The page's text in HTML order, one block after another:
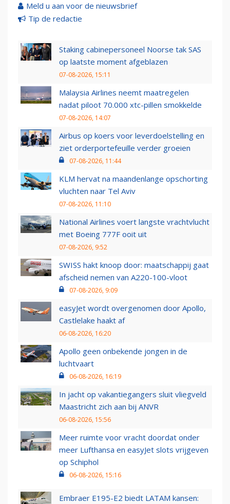
Meld u aan voor de nieuwsbrief
Tip de redactie
Staking cabinepersoneel Noorse tak SAS
op laatste moment afgeblazen
07-08-2026, 15:11
Malaysia Airlines neemt maatregelen
nadat piloot 70.000 xtc-pillen smokkelde
07-08-2026, 14:07
Airbus op koers voor leverdoelstelling en
ziet orderportefeuille verder groeien
07-08-2026, 11:44
KLM hervat na maandenlange opschorting
vluchten naar Tel Aviv
07-08-2026, 11:10
National Airlines voert langste vrachtvlucht
met Boeing 777F ooit uit
07-08-2026, 9:52
SWISS hakt knoop door: maatschappij gaat
afscheid nemen van A220-100-vloot
07-08-2026, 9:09
easyJet wordt overgenomen door Apollo,
Castlelake haakt af
06-08-2026, 16:20
Apollo geen onbekende jongen in de
luchtvaart
06-08-2026, 16:19
In jacht op vakantiegangers sluit vliegveld
Maastricht zich aan bij ANVR
06-08-2026, 15:56
Meer ruimte voor vracht doordat onder
meer Lufthansa en easyJet slots vrijgeven
op Schiphol
06-08-2026, 15:16
Embraer E195-E2 biedt LATAM kansen: